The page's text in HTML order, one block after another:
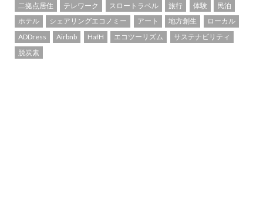
二拠点居住
テレワーク スロートラベル 旅行 体験
民泊
ホテル
シェアリングエコノミー アート 地方創生
ローカル
ADDress
Airbnb HafH エコツーリズム
サステナビリティ
脱炭素